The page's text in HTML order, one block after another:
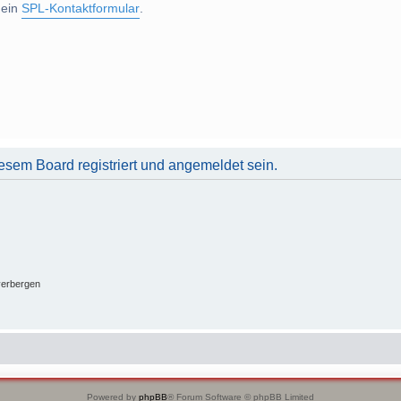
SPL-Kontaktformular.
Board registriert und angemeldet sein.
Powered by phpBB® Forum Software © phpBB Limited